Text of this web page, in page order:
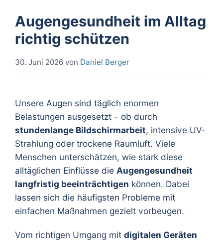
Augengesundheit im Alltag
richtig schützen
30. Juni 2026 von Daniel Berger
Unsere Augen sind täglich enormen
Belastungen ausgesetzt – ob durch
stundenlange Bildschirmarbeit, intensive UV-
Strahlung oder trockene Raumluft. Viele
Menschen unterschätzen, wie stark diese
alltäglichen Einflüsse die Augengesundheit
langfristig beeinträchtigen können. Dabei
lassen sich die häufigsten Probleme mit
einfachen Maßnahmen gezielt vorbeugen.
Vom richtigen Umgang mit digitalen Geräten